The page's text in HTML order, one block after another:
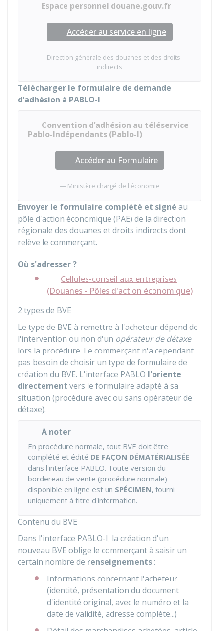
Espace personnel douane.gouv.fr
Accéder au service en ligne
Direction générale des douanes et des droits
indirects
Télécharger le formulaire de demande
d'adhésion à PABLO-I
Convention d’adhésion au téléservice
Pablo-Indépendants (Pablo-I)
Accéder au Formulaire
Ministère chargé de l'économie
Envoyer le formulaire complété et signé au
pôle d'action économique (PAE) de la direction
régionale des douanes et droits indirects dont
relève le commerçant.
Où s'adresser ?
Cellules-conseil aux entreprises
(Douanes - Pôles d'action économique)
2 types de BVE
Le type de BVE à remettre à l'acheteur dépend de
l'intervention ou non d'un opérateur de détaxe
lors la procédure. Le commerçant n'a cependant
pas besoin de choisir un type de formulaire de
création du BVE. L'interface PABLO l'oriente
directement vers le formulaire adapté à sa
situation (procédure avec ou sans opérateur de
détaxe).
À noter
En procédure normale, tout BVE doit être
complété et édité DE FAÇON DÉMATÉRIALISÉE
dans l'interface PABLO. Toute version du
bordereau de vente (procédure normale)
disponible en ligne est un SPÉCIMEN, fourni
uniquement à titre d'information.
Contenu du BVE
Dans l'interface PABLO-I, la création d'un
nouveau BVE oblige le commerçant à saisir un
certain nombre de renseignements :
Informations concernant l'acheteur
(identité, présentation du document
d'identité original, avec le numéro et la
date de validité, adresse complète...)